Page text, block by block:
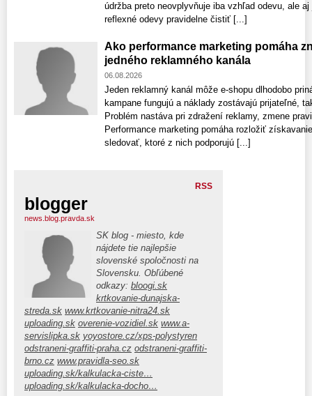
údržba preto neovplyvňuje iba vzhľad odevu, ale
reflexné odevy pravidelne čistiť [...]
Ako performance marketing pomáha
jedného reklamného kanála
06.08.2026
Jeden reklamný kanál môže e-shopu dlhodobo
kampane fungujú a náklady zostávajú prijateľné,
Problém nastáva pri zdražení reklamy, zmene
Performance marketing pomáha rozložiť
sledovať, ktoré z nich podporujú [...]
RSS
blogger
news.blog.pravda.sk
SK blog - miesto, kde
nájdete tie najlepšie
slovenské spoločnosti na
Slovensku. Obľúbené
odkazy: bloogi.sk
krtkovanie-dunajska-
streda.sk www.krtkovanie-nitra24.sk
uploading.sk overenie-vozidiel.sk www.a-
servislipka.sk yoyostore.cz/xps-polystyren
odstraneni-graffiti-praha.cz odstraneni-graffiti-
brno.cz www.pravidla-seo.sk
uploading.sk/kalkulacka-ciste…
uploading.sk/kalkulacka-docho…